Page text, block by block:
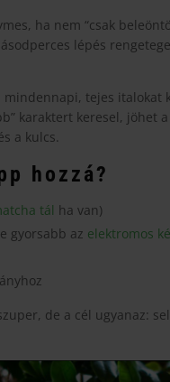
ha nem “csak
lépés
tejes italokat
karaktert keresel, jöhet a
a kulcs.
hozzá?
tál ha van)
gyorsabb az elektromos
de a cél ugyanaz: